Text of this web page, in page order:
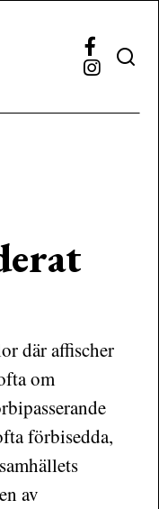
där affischer
om
förbisedda,
av